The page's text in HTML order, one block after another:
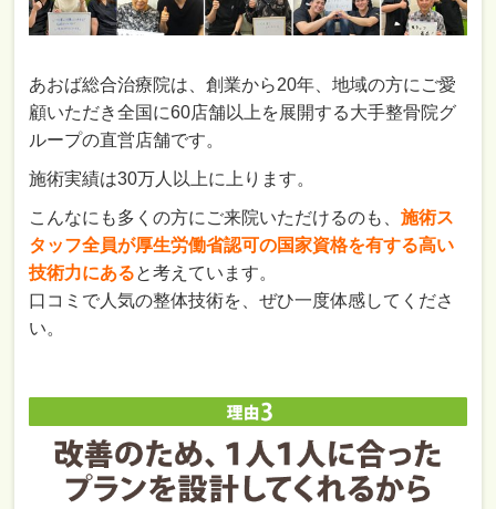
あおば総合治療院は、創業から20年、地域の方にご愛
顧いただき全国に60店舗以上を展開する大手整骨院グ
ループの直営店舗です。
施術実績は30万人以上に上ります。
こんなにも多くの方にご来院いただけるのも、施術ス
タッフ全員が厚生労働省認可の国家資格を有する高い
技術力にあると考えています。
口コミで人気の整体技術を、ぜひ一度体感してくださ
い。